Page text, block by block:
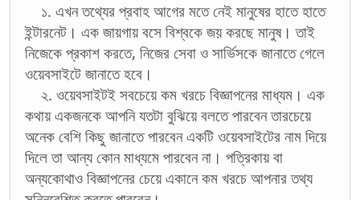
১. এখন তথ্যের প্রবাহ আগের মতে নেই মানুষের হাতে হাতে
ইন্টারনেট। এক জায়গায় বসে বিশ্বকে জয় করছে মানুষ। তাই
নিজেকে প্রকাশ করতে, নিজের সেবা ও সার্ভিসকে জানাতে গেলে
ওয়েবসাইটে জানাতে হবে।
২. ওয়েবসাইটই সবচেয়ে কম খরচে বিজ্ঞাপনের মাধ্যম। এক
কথায় একজনকে আপনি যতটা বুঝিয়ে বলতে পারবেন তারচেয়ে
অনেক বেশি কিছু জানাতে পারবেন একটি ওয়েবসাইটের নাম দিয়ে
দিলে তা আন্য কোন মাধ্যমে পারবেন না। পত্রিকায় বা
অন্যকোথাও বিজ্ঞাপনের চেয়ে একানে কম খরচে আপনার তথ্য